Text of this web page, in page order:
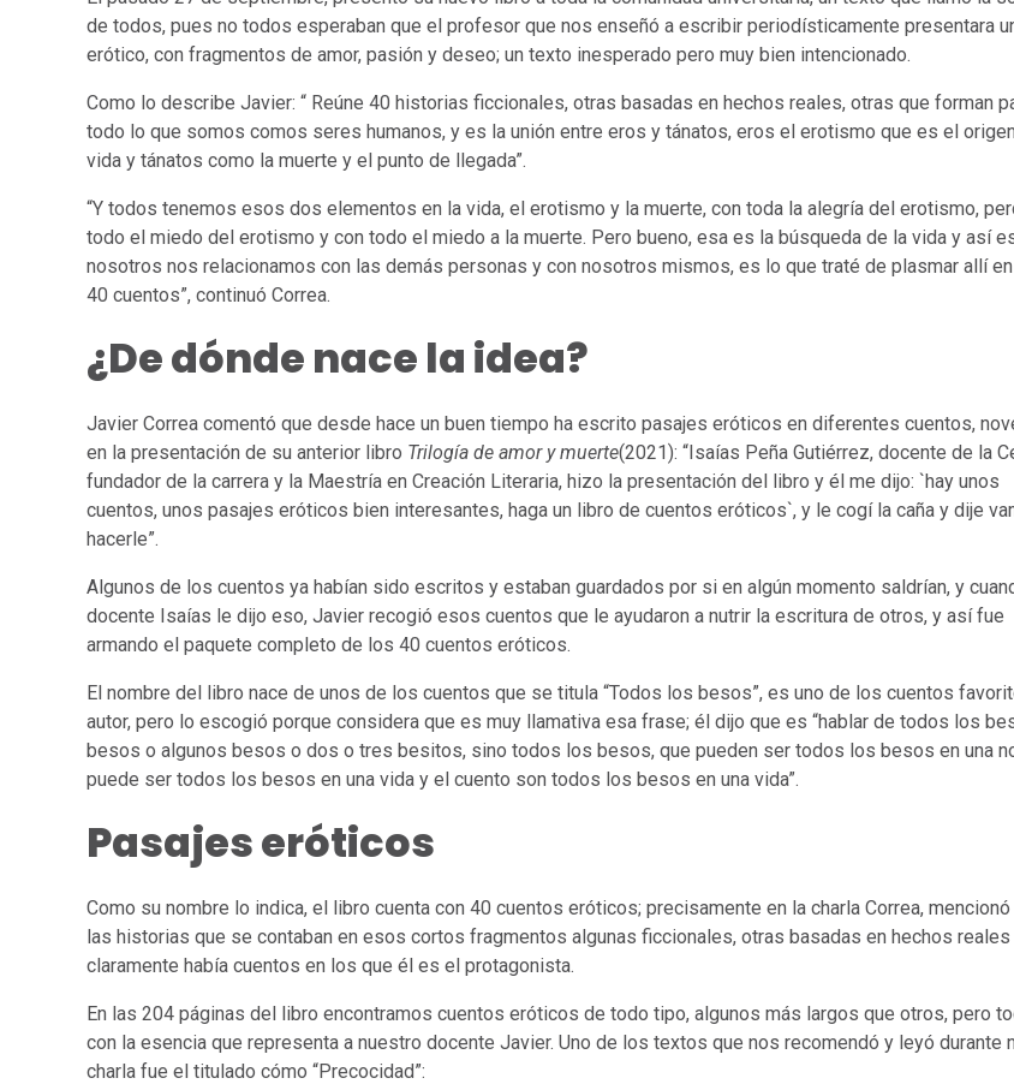
de todos, pues no todos esperaban que el profesor que nos enseñó a escribir periodísticamente presentara
erótico, con fragmentos de amor, pasión y deseo; un texto inesperado pero muy bien intencionado.
Como lo describe Javier: “ Reúne 40 historias ficcionales, otras basadas en hechos reales, otras que forman
todo lo que somos comos seres humanos, y es la unión entre eros y tánatos, eros el erotismo que es el
vida y tánatos como la muerte y el punto de llegada”.
“Y todos tenemos esos dos elementos en la vida, el erotismo y la muerte, con toda la alegría del erotismo,
todo el miedo del erotismo y con todo el miedo a la muerte. Pero bueno, esa es la búsqueda de la vida y así
nosotros nos relacionamos con las demás personas y con nosotros mismos, es lo que traté de plasmar allí
40 cuentos”, continuó Correa.
¿De dónde nace la idea?
Javier Correa comentó que desde hace un buen tiempo ha escrito pasajes eróticos en diferentes cuentos,
en la presentación de su anterior libro Trilogía de amor y muerte(2021): “Isaías Peña Gutiérrez, docente de la
fundador de la carrera y la Maestría en Creación Literaria, hizo la presentación del libro y él me dijo: `hay unos
cuentos, unos pasajes eróticos bien interesantes, haga un libro de cuentos eróticos`, y le cogí la caña y dije
hacerle”.
Algunos de los cuentos ya habían sido escritos y estaban guardados por si en algún momento saldrían, y
docente Isaías le dijo eso, Javier recogió esos cuentos que le ayudaron a nutrir la escritura de otros, y así fue
armando el paquete completo de los 40 cuentos eróticos.
El nombre del libro nace de unos de los cuentos que se titula “Todos los besos”, es uno de los cuentos
autor, pero lo escogió porque considera que es muy llamativa esa frase; él dijo que es “hablar de todos los
besos o algunos besos o dos o tres besitos, sino todos los besos, que pueden ser todos los besos en una
puede ser todos los besos en una vida y el cuento son todos los besos en una vida”.
Pasajes eróticos
Como su nombre lo indica, el libro cuenta con 40 cuentos eróticos; precisamente en la charla Correa, mencionó
las historias que se contaban en esos cortos fragmentos algunas ficcionales, otras basadas en hechos reales
claramente había cuentos en los que él es el protagonista.
En las 204 páginas del libro encontramos cuentos eróticos de todo tipo, algunos más largos que otros, pero
con la esencia que representa a nuestro docente Javier. Uno de los textos que nos recomendó y leyó durante
charla fue el titulado cómo “Precocidad”: